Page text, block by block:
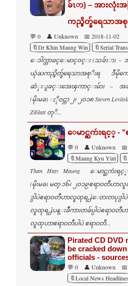
ခ်ၤာ) – အားလုံ
ကည္စိတ္ခ်ရေသာအ
💬 0 👤 Unknown
📅 2018-11-02
🔖Dr Khin Maung Win
🔖Serial
ေဒါက္တာခင္ေမာင္ဝင္း (သခ်ၤာ) –
ယုံႀကည္စိတ္ခ်ရေသာအစုိးရ ဒီမိုကေရ
ဆံုးျခင္းအေၾကာင္းမ်ား –
(မိုးမခ) ႏို၀င္ဘာ ၂၊ ၂၀၁၈ Steven
Ziblatt တုိ...
ေမာင္ႀကဴးရင့္ - "
💬 0 👤 Unknown
🔖Maung Kyu Yint
Than Htay Maung ေမာင္ႀကဴး
(မိုးမခ) မတ္ ၁၆၊ ၂၀၁၉ဧရာဝတီဟ
ဒ္ပါပဲဧရာဝတီဟာလူထုရ႕ဲေတးတပုဒ္ပါ
လူထုရ႕ဲပန္းခ်ီကားတခ်ပ္ပါပဲဧရာဝတီ
လူထုဟာဧရာဝတီပါပဲ ဧရာဝတီ...
Pirated CD DVD
be cracked
officials -
💬 0 👤 Unknown
🔖Local News Headlines